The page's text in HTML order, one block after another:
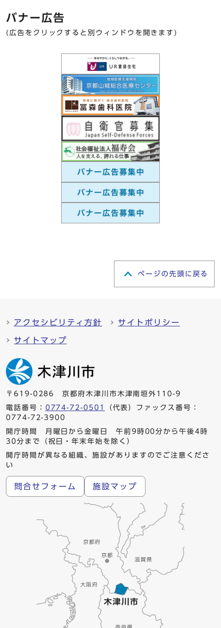
バナー広告
(広告をクリックすると別ウィンドウを開きます)
ページの先頭に戻る
アクセシビリティ方針 サイトポリシー
サイトマップ
〒619-0286 京都府木津川市木津南垣外110-9
電話番号： 0774-72-0501
（代表）ファックス番号：
0774-72-3900
開庁時間 月曜日から金曜日 午前9時00分から午後4時
30分まで（祝日・年末年始を除く）
開庁時間が異なる組織、施設がありますのでご注意くださ
い
問合せフォーム 施設マップ